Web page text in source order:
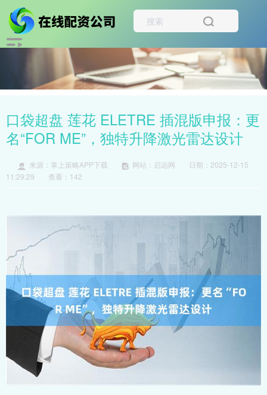
口袋超盘 莲花 ELETRE 插混版申报：更
名“FOR ME”，独特升降激光雷达设计
来源：掌上策略APP下载 网站：启远网
日期：2025-12-15
11:29:29
查看：142